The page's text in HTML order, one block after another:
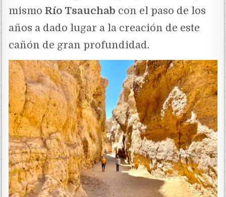
mismo Río Tsauchab con el paso de los
años a dado lugar a la creación de este
cañón de gran profundidad.